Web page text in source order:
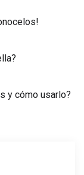
y cómo usarlo?